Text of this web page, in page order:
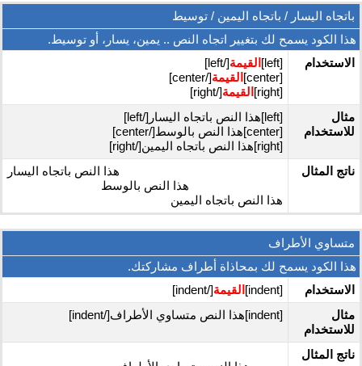
باتجاه اليسار / باتجاه اليمين / توسيط
هذا الكود يسمح لك بتغيير اتجاه النص .. يمين، يسار، أو توسيط.
الاستخدام
[left] القيمة[/left]
[center]
القيمة[/center]
[right]
القيمة[/right]
مثال
للاستخدام
[left]هذا النص باتجاه اليسار[/left]
[center]هذا النص بالوسط[/center]
[right]هذا النص باتجاه اليمين[/right]
ناتج المثال
هذا النص باتجاه اليسار
هذا النص بالوسط
هذا النص باتجاه اليمين
متساوي الأطراف
هذا الكود يسمح لك بمحاذاة أطراف مشاركتك.
الاستخدام
[indent] القيمة[/indent]
مثال
للاستخدام
[indent]هذا النص متساوي الأطراف[/indent]
ناتج المثال